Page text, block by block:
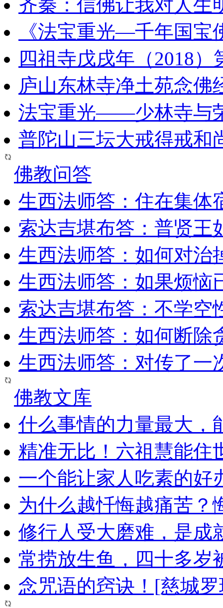
齐秦：信佛让我对人生
《法宝重光—千年国宝
四祖寺戊戌年（2018
庐山东林寺净土苑念佛
法宝重光——少林寺与
普陀山三坛大戒得戒和
佛教问答
生西法师答：住在集体
索达吉堪布答：普贤王
生西法师答：如何对治
生西法师答：如果烦恼
索达吉堪布答：​不学空
生西法师答：如何断除
生西法师答：对传了一
佛教文库
什么事情的力量最大，
精准无比！六祖慧能住
一个能让家人吃素的好
为什么越忏悔越痛苦？
修行人受大磨难，是成
常捞放生鱼，四十多岁
念咒语的窍诀！[慈城